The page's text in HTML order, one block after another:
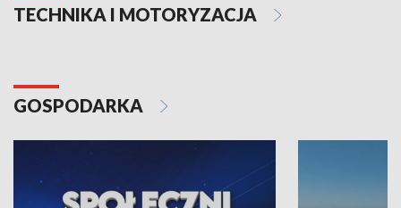
TECHNIKA I MOTORYZACJA
GOSPODARKA